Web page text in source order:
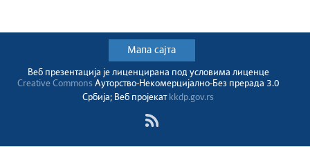
Мапа сајта
Веб презентација jе лиценциранa под условима лиценце
Creative CommonsАуторство-Некомерцијално-Без прерада 3.0
Србија; Веб пројекат kkdp.gov.rs